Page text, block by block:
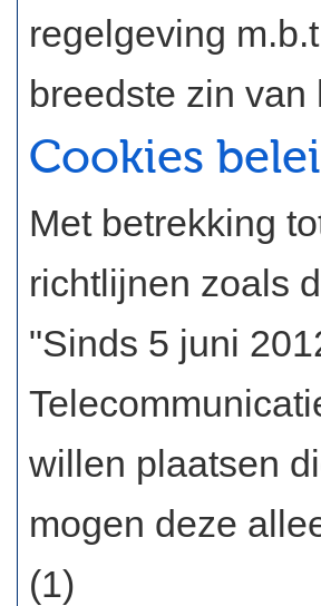
regelgeving
breedste zin
Cookies
Met betrekking
richtlijnen zoals
"Sinds 5 juni
willen plaatsen
mogen deze
(1)